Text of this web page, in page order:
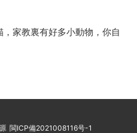
家教裏有好多小動物，你自
閩ICP備2021008116号-1